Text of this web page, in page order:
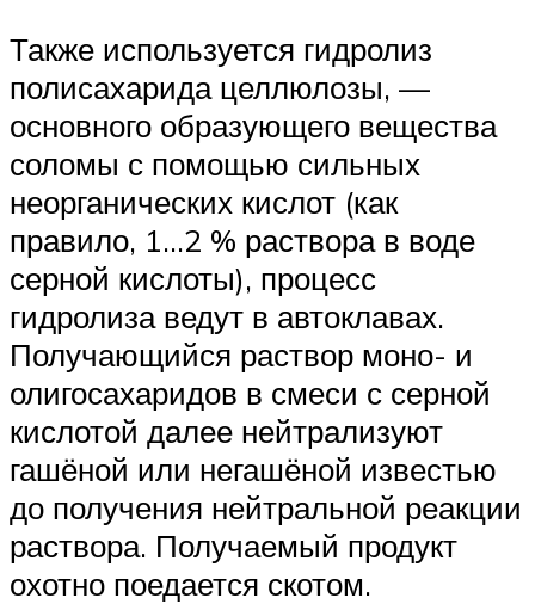
Также используется гидролиз
полисахарида целлюлозы, —
основного образующего вещества
соломы с помощью сильных
неорганических кислот (как
правило, 1…2 % раствора в воде
серной кислоты), процесс
гидролиза ведут в автоклавах.
Получающийся раствор моно- и
олигосахаридов в смеси с серной
кислотой далее нейтрализуют
гашёной или негашёной известью
до получения нейтральной реакции
раствора. Получаемый продукт
охотно поедается скотом.